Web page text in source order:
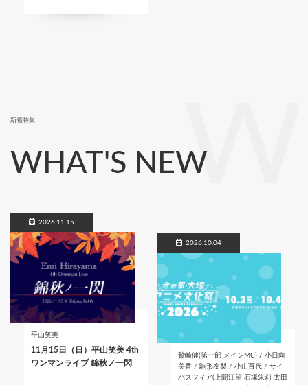
新着特集
WHAT'S NEW
2026.11.15
平山笑美
11月15日（日）平山笑美 4th
ワンマンライブ 錦秋ノ一閃
2026.10.04
鷲崎健(第一部 メインMC) / 小日向
美香 / 駒形友梨 / 小山百代 / サイ
バスフィア(上間江望 石塚朱莉 太田